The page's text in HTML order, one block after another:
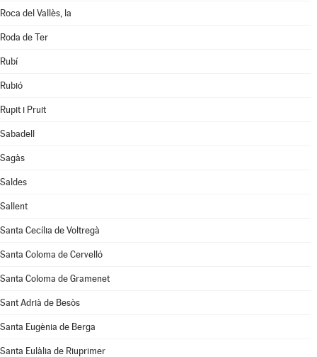
Roca del Vallès, la
Roda de Ter
Rubí
Rubió
Rupit i Pruit
Sabadell
Sagàs
Saldes
Sallent
Santa Cecília de Voltregà
Santa Coloma de Cervelló
Santa Coloma de Gramenet
Sant Adrià de Besòs
Santa Eugènia de Berga
Santa Eulàlia de Riuprimer